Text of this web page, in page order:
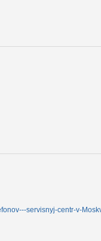
servisnyj-centr-v-